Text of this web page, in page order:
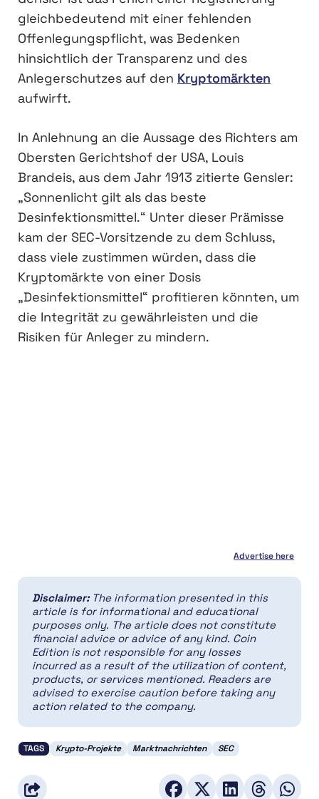
gleichbedeutend mit einer fehlenden
Offenlegungspflicht, was Bedenken
hinsichtlich der Transparenz und des
Anlegerschutzes auf den Kryptomärkten
aufwirft.
In Anlehnung an die Aussage des Richters am
Obersten Gerichtshof der USA, Louis
Brandeis, aus dem Jahr 1913 zitierte Gensler:
„Sonnenlicht gilt als das beste
Desinfektionsmittel.“ Unter dieser Prämisse
kam der SEC-Vorsitzende zu dem Schluss,
dass viele zustimmen würden, dass die
Kryptomärkte von einer Dosis
„Desinfektionsmittel“ profitieren könnten, um
die Integrität zu gewährleisten und die
Risiken für Anleger zu mindern.
Advertise here
Disclaimer: The information presented in this
article is for informational and educational
purposes only. The article does not constitute
financial advice or advice of any kind. Coin
Edition is not responsible for any losses
incurred as a result of the utilization of content,
products, or services mentioned. Readers are
advised to exercise caution before taking any
action related to the company.
TAGS Krypto-Projekte Marktnachrichten SEC